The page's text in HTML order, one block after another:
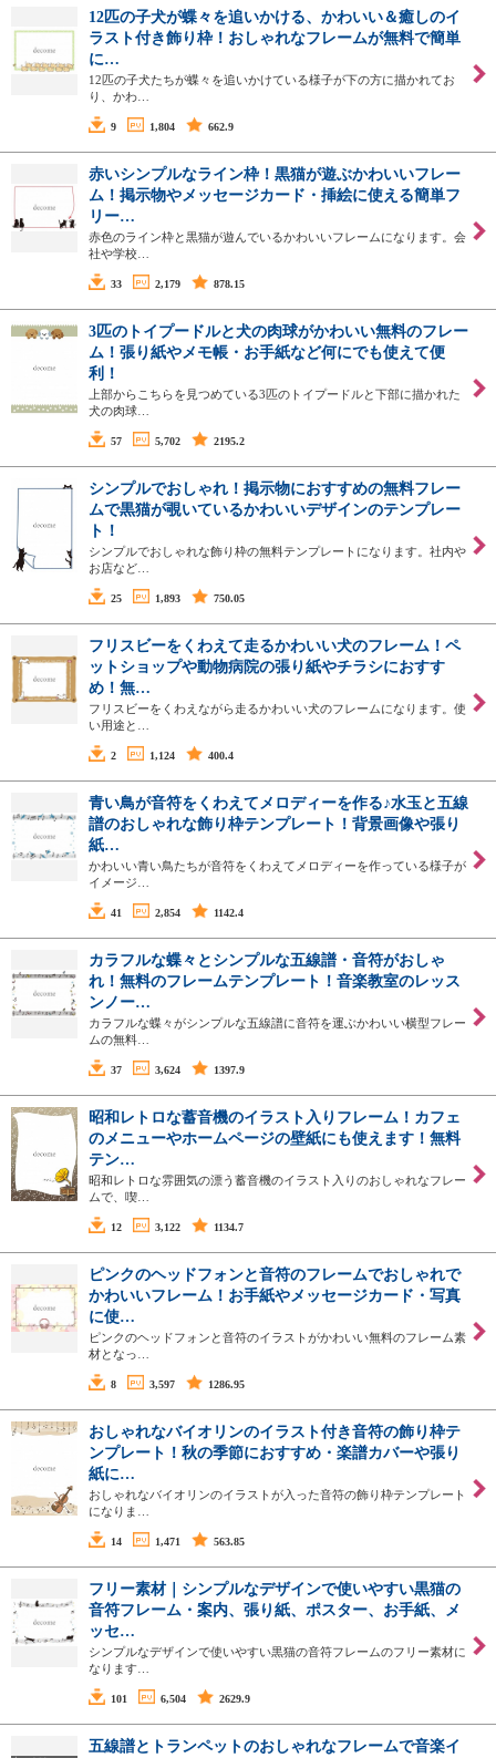
12匹の子犬が蝶々を追いかける、かわいい＆癒しのイ
ラスト付き飾り枠！おしゃれなフレームが無料で簡単
に…
12匹の子犬たちが蝶々を追いかけている様子が下の方に描かれてお
り、かわ…
9 1,804 662.9
赤いシンプルなライン枠！黒猫が遊ぶかわいいフレー
ム！掲示物やメッセージカード・挿絵に使える簡単フ
リー…
赤色のライン枠と黒猫が遊んでいるかわいいフレームになります。会
社や学校…
33 2,179 878.15
3匹のトイプードルと犬の肉球がかわいい無料のフレー
ム！張り紙やメモ帳・お手紙など何にでも使えて便
利！
上部からこちらを見つめている3匹のトイプードルと下部に描かれた
犬の肉球…
57 5,702 2195.2
シンプルでおしゃれ！掲示物におすすめの無料フレー
ムで黒猫が覗いているかわいいデザインのテンプレー
ト！
シンプルでおしゃれな飾り枠の無料テンプレートになります。社内や
お店など…
25 1,893 750.05
フリスビーをくわえて走るかわいい犬のフレーム！ペ
ットショップや動物病院の張り紙やチラシにおすす
め！無…
フリスビーをくわえながら走るかわいい犬のフレームになります。使
い用途と…
2 1,124 400.4
青い鳥が音符をくわえてメロディーを作る♪水玉と五線
譜のおしゃれな飾り枠テンプレート！背景画像や張り
紙…
かわいい青い鳥たちが音符をくわえてメロディーを作っている様子が
イメージ…
41 2,854 1142.4
カラフルな蝶々とシンプルな五線譜・音符がおしゃ
れ！無料のフレームテンプレート！音楽教室のレッス
ンノー…
カラフルな蝶々がシンプルな五線譜に音符を運ぶかわいい横型フレー
ムの無料…
37 3,624 1397.9
昭和レトロな蓄音機のイラスト入りフレーム！カフェ
のメニューやホームページの壁紙にも使えます！無料
テン…
昭和レトロな雰囲気の漂う蓄音機のイラスト入りのおしゃれなフレー
ムで、喫…
12 3,122 1134.7
ピンクのヘッドフォンと音符のフレームでおしゃれで
かわいいフレーム！お手紙やメッセージカード・写真
に使…
ピンクのヘッドフォンと音符のイラストがかわいい無料のフレーム素
材となっ…
8 3,597 1286.95
おしゃれなバイオリンのイラスト付き音符の飾り枠テ
ンプレート！秋の季節におすすめ・楽譜カバーや張り
紙に…
おしゃれなバイオリンのイラストが入った音符の飾り枠テンプレート
になりま…
14 1,471 563.85
フリー素材｜シンプルなデザインで使いやすい黒猫の
音符フレーム・案内、張り紙、ポスター、お手紙、メ
ッセ…
シンプルなデザインで使いやすい黒猫の音符フレームのフリー素材に
なります…
101 6,504 2629.9
五線譜とトランペットのおしゃれなフレームで音楽イ